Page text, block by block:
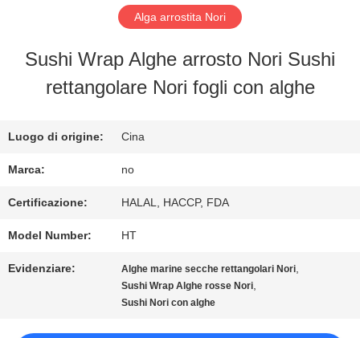
ALLA
FABBRICA
CONTROLLO
DELLA
QUALITÀ
CONTATTACI
Alga arrostita Nori
Sushi Wrap Alghe arrosto Nori Sushi
rettangolare Nori fogli con alghe
Luogo di origine: Cina
Marca: no
Certificazione: HALAL, HACCP, FDA
Model Number: HT
Evidenziare: Alghe marine secche rettangolari Nori,
Sushi Wrap Alghe rosse Nori,
Sushi Nori con alghe